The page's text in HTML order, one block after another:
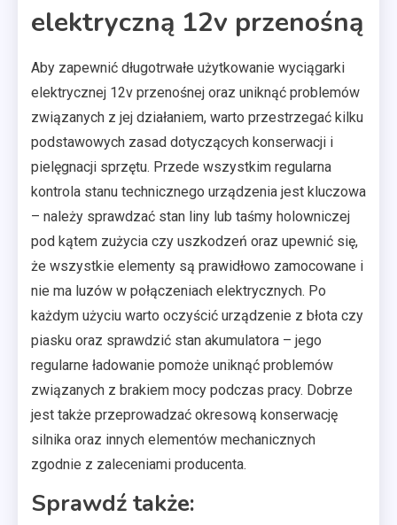
elektryczną 12v przenośną
Aby zapewnić długotrwałe użytkowanie wyciągarki
elektrycznej 12v przenośnej oraz uniknąć problemów
związanych z jej działaniem, warto przestrzegać kilku
podstawowych zasad dotyczących konserwacji i
pielęgnacji sprzętu. Przede wszystkim regularna
kontrola stanu technicznego urządzenia jest kluczowa
– należy sprawdzać stan liny lub taśmy holowniczej
pod kątem zużycia czy uszkodzeń oraz upewnić się,
że wszystkie elementy są prawidłowo zamocowane i
nie ma luzów w połączeniach elektrycznych. Po
każdym użyciu warto oczyścić urządzenie z błota czy
piasku oraz sprawdzić stan akumulatora – jego
regularne ładowanie pomoże uniknąć problemów
związanych z brakiem mocy podczas pracy. Dobrze
jest także przeprowadzać okresową konserwację
silnika oraz innych elementów mechanicznych
zgodnie z zaleceniami producenta.
Sprawdź także: